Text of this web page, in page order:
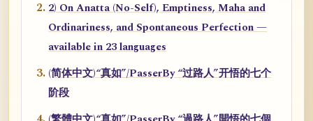
2) On Anatta (No-Self), Emptiness, Maha and
Ordinariness, and Spontaneous Perfection —
available in 23 languages
(简体中文)“真如”/PasserBy “过路人”开悟的七个
阶段